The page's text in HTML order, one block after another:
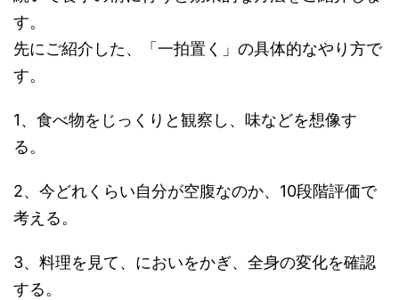
す。
先にご紹介した、「一拍置く」の具体的なやり方で
す。
1、食べ物をじっくりと観察し、味などを想像す
る。
2、今どれくらい自分が空腹なのか、10段階評価で
考える。
3、料理を見て、においをかぎ、全身の変化を確認
する。